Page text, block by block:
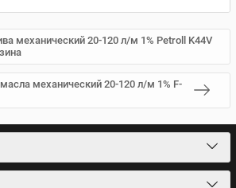
механический 20-120 л/м 1% Petroll K44V
механический 20-120 л/м 1% F-